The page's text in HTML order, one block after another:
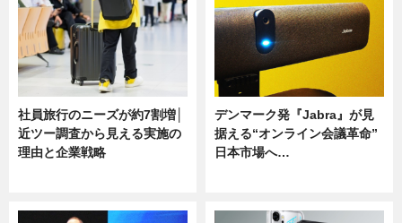
社員旅行のニーズが約7割増│
近ツー調査から見える実施の
理由と企業戦略
デンマーク発『Jabra』が見
据える“オンライン会議革命”
日本市場へ…